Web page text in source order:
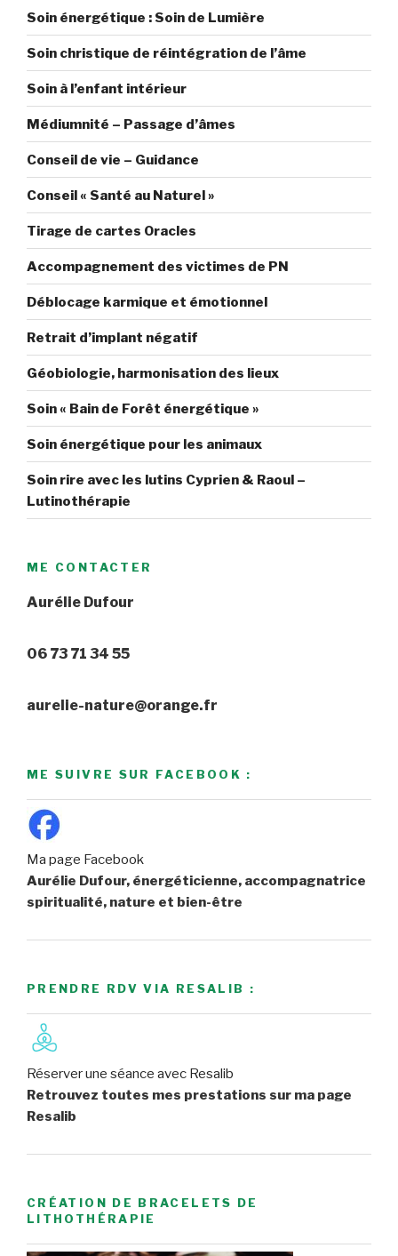
de
sa
vérité »
Soin énergétique : Soin de Lumière
Soin christique de réintégration de l’âme
Soin à l’enfant intérieur
Médiumnité – Passage d’âmes
Conseil de vie – Guidance
Conseil « Santé au Naturel »
Tirage de cartes Oracles
Accompagnement des victimes de PN
Déblocage karmique et émotionnel
Retrait d’implant négatif
Géobiologie, harmonisation des lieux
Soin « Bain de Forêt énergétique »
Soin énergétique pour les animaux
Soin rire avec les lutins Cyprien & Raoul –
Lutinothérapie
ME CONTACTER
Aurélie Dufour
06 73 71 34 55
aurelie-nature@orange.fr
ME SUIVRE SUR FACEBOOK :
Ma page Facebook
Aurélie Dufour, énergéticienne, accompagnatrice
spiritualité, nature et bien-être
PRENDRE RDV VIA RESALIB :
Réserver une séance avec Resalib
Retrouvez toutes mes prestations sur ma page
Resalib
CRÉATION DE BRACELETS DE
LITHOTHÉRAPIE